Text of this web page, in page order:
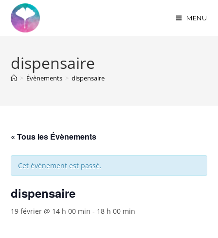
MENU
dispensaire
> Évènements > dispensaire
« Tous les Évènements
Cet évènement est passé.
dispensaire
19 février @ 14 h 00 min - 18 h 00 min